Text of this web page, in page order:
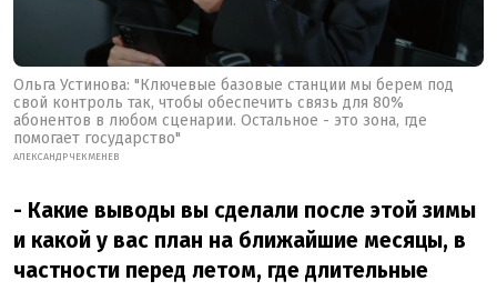
Ольга Устинова: "Ключевые базовые станции мы берем под
свой контроль так, чтобы обеспечить связь для 80%
абонентов в любом сценарии. Остальное - это зона, где
помогает государство"
АЛЕКСАНДР ЧЕКМЕНЕВ
- Какие выводы вы сделали после этой зимы
и какой у вас план на ближайшие месяцы, в
частности перед летом, где длительные